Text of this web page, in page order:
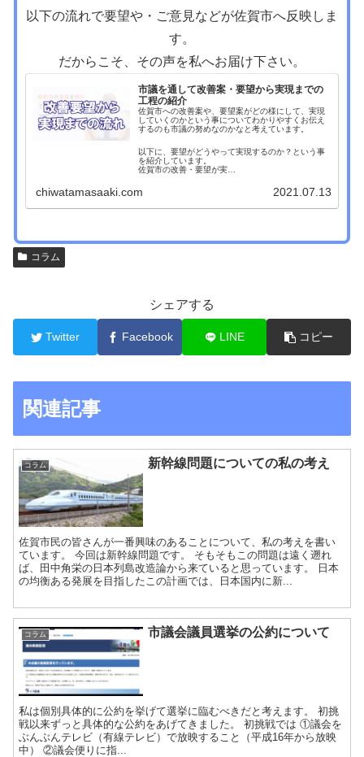
以下の流れで要望や・ご意見などが佐賀市へ反映しま
す。
だからこそ、その声を私へお届け下さい。
市議を通して改善案・要望から実現までの
工程の紹介
佐賀市への改善案や、要望案がどの様にして、実現
していくのかという事についてわかりやすくお伝え
するのも市議の努めなのかなと考えています。
以下に、要望がどうやって実現するのか？という事
を紹介しています。
佐賀市の改善・要望が実…
chiwatamasaaki.com 2021.07.13
コラム
シェアする
Twitter Facebook LINE コピー
関連記事
コラム 新幹線問題についての私の考え
佐賀市民の皆さんが一番興味のあることについて、私の考えを書い
ています。 今回は新幹線問題です。 そもそもこの問題は遠く遡れ
ば、田中角栄の日本列島改造論から来ていると思っています。 日本
の均衡ある発展を目指したこの計画では、日本国内に新...
コラム 市議会議員選挙の公約について
私は個別具体的に公約を挙げて選挙に臨むべきだと考えます。 初挑
戦以来ずっと具体的な公約をあげてきました。 初挑戦では ①議会を
ぶんぶんテレビ（有線テレビ）で放映すること（平成16年から放映
中） ②議会便りに指...